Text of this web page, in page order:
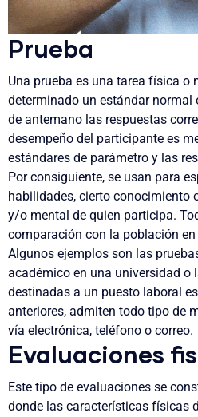
Prueba
Una prueba es una tarea física o
determinado un estándar normal
de antemano las respuestas
desempeño del participante es
estándares de parámetro y las
Por consiguiente, se usan para
habilidades, cierto conocimiento
y/o mental de quien participa.
comparación con la población en
Algunos ejemplos son las
académico en una universidad o
destinadas a un puesto laboral
anteriores, admiten todo tipo de
vía electrónica, teléfono o correo.
Evaluaciones
Este tipo de evaluaciones se
donde las características físicas